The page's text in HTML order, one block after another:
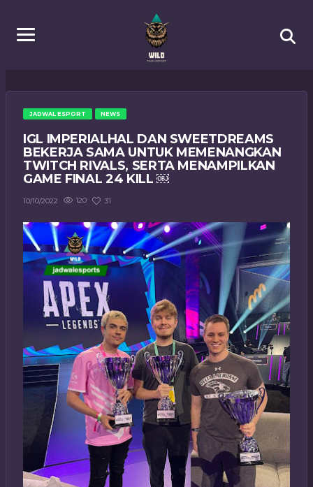
JADWAL ESPORT NEWS
IGL IMPERIALHAL DAN SWEETDREAMS
BEKERJA SAMA UNTUK MEMENANGKAN
TWITCH RIVALS, SERTA MENAMPILKAN
GAME FINAL 24 KILL ￼
10/10/2022 120 31